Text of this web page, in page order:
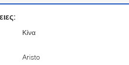
Κίνα
Aristo